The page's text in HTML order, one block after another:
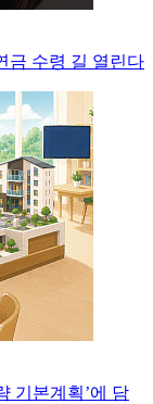
금 수령 길 열린다
기본계획’에 담